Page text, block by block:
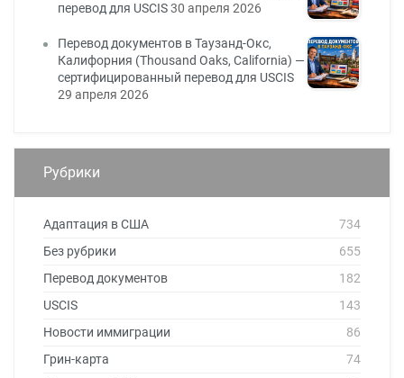
перевод для USCIS30 апреля 2026
Перевод документов в Таузанд-Окс,
Калифорния (Thousand Oaks, California) —
сертифицированный перевод для USCIS
29 апреля 2026
Рубрики
Адаптация в США
734
Без рубрики
655
Перевод документов
182
USCIS
143
Новости иммиграции
86
Грин-карта
74